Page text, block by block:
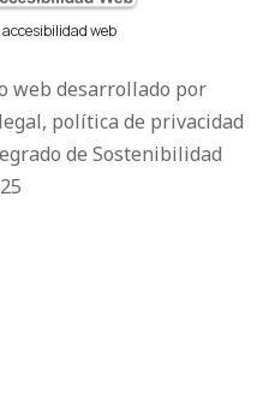
web
web desarrollado por
política de privacidad
de Sostenibilidad